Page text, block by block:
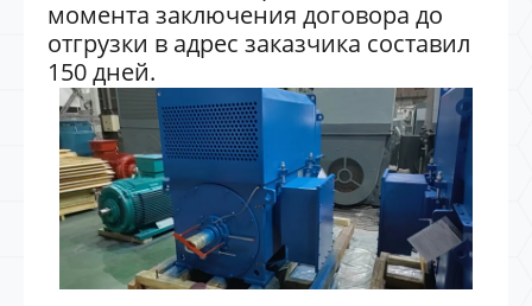
момента заключения договора до
отгрузки в адрес заказчика составил
150 дней.